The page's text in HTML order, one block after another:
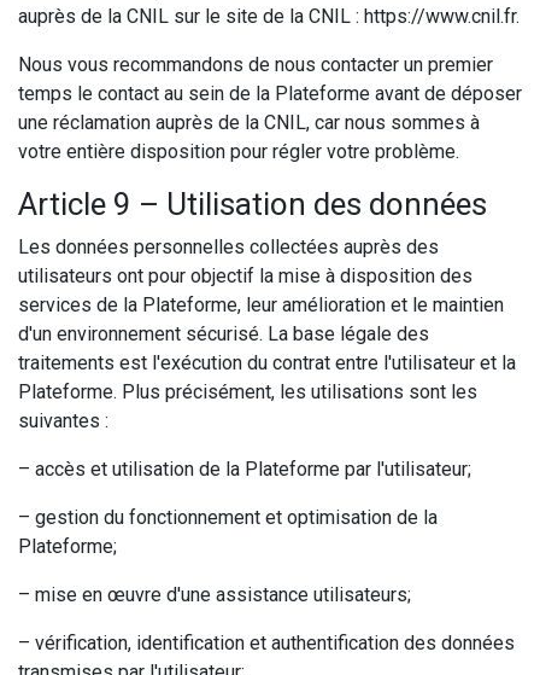
auprès de la CNIL sur le site de la CNIL : https://www.cnil.fr.
Nous vous recommandons de nous contacter un premier
temps le contact au sein de la Plateforme avant de déposer
une réclamation auprès de la CNIL, car nous sommes à
votre entière disposition pour régler votre problème.
Article 9 – Utilisation des données
Les données personnelles collectées auprès des
utilisateurs ont pour objectif la mise à disposition des
services de la Plateforme, leur amélioration et le maintien
d'un environnement sécurisé. La base légale des
traitements est l'exécution du contrat entre l'utilisateur et la
Plateforme. Plus précisément, les utilisations sont les
suivantes :
– accès et utilisation de la Plateforme par l'utilisateur;
– gestion du fonctionnement et optimisation de la
Plateforme;
– mise en œuvre d'une assistance utilisateurs;
– vérification, identification et authentification des données